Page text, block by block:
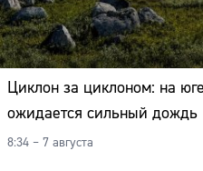
Циклон за циклоном: на
ожидается сильный дождь
8:34 – 7 августа